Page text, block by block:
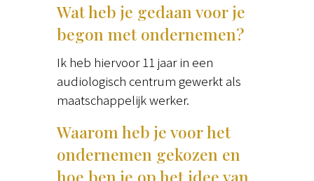
Wat heb je gedaan voor je
begon met ondernemen?
Ik heb hiervoor 11 jaar in een
audiologisch centrum gewerkt als
maatschappelijk werker.
Waarom heb je voor het
ondernemen gekozen en
hoe ben je op het idee van